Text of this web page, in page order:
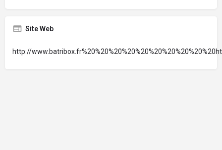
Site Web
http://